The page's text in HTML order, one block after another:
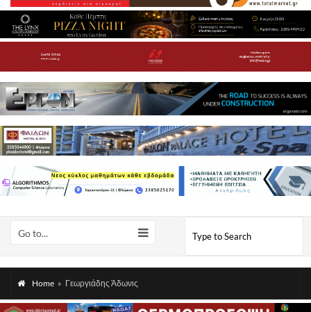
Go to...
Home » Γεωργιάδης Άδωνις